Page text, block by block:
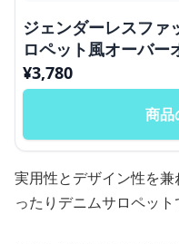
ジェンダーレスファ
ロペット風オーバー
¥3,780
商品
実用性とデザイン性を
ったりデニムサロペット